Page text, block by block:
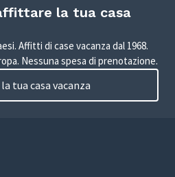
la tua casa
Affitti di case vacanza dal 1968.
Nessuna spesa di prenotazione.
tua casa vacanza